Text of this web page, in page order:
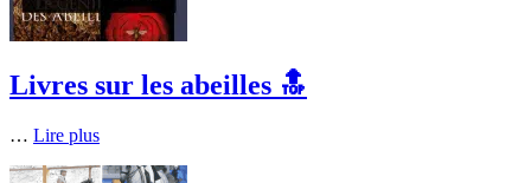
Livres sur les abeilles 🔝
… Lire plus